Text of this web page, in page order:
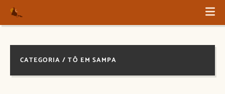
CATEGORIA / TÔ EM SAMPA